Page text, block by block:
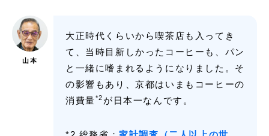
山本
大正時代くらいから喫茶店も入ってき
て、当時目新しかったコーヒーも、パン
と一緒に嗜まれるようになりました。そ
の影響もあり、京都はいまもコーヒーの
消費量*2 が日本一なんです。